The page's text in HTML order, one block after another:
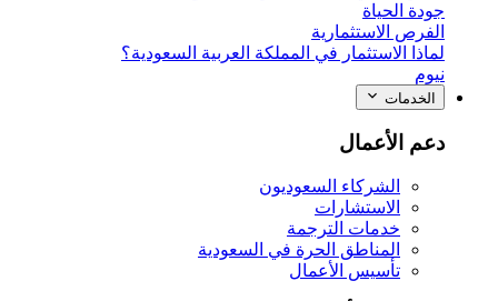
جودة الحياة
الفرص الاستثمارية
لماذا الاستثمار في المملكة العربية السعودية؟
نيوم
الخدمات
دعم الأعمال
الشركاء السعوديون
الاستشارات
خدمات الترجمة
المناطق الحرة في السعودية
تأسيس الأعمال